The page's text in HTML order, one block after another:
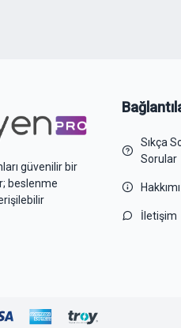
güvenilir bir
beslenme
Sıkça
Sorular
İletişim